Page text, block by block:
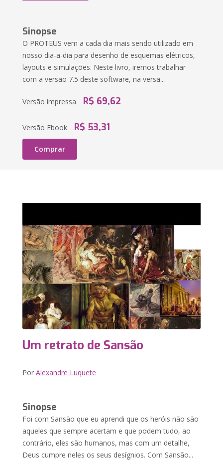
Sinopse
O PROTEUS vem a cada dia mais sendo utilizado em
nosso dia-a-dia para desenho de esquemas elétricos,
layouts e simulações. Neste livro, iremos trabalhar
com a versão 7.5 deste software, na versã...
Versão impressa R$ 69,62
Versão Ebook R$ 53,31
Comprar
Um retrato de Sansão
PorAlexandre Luquete
Sinopse
Foi com Sansão que eu aprendi que os heróis não são
aqueles que sempre acertam e que podem tudo, ao
contrário, eles são humanos, mas com um detalhe,
Deus cumpre neles os seus desígnios. Com Sansão...